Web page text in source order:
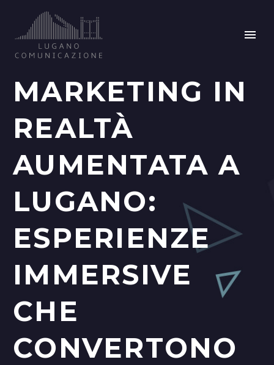
MARKETING IN
REALTÀ
AUMENTATA A
LUGANO:
ESPERIENZE
IMMERSIVE
CHE
CONVERTONO